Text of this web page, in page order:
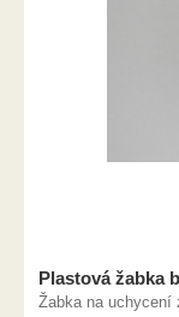
Plastová žabka
Žabka na uchycení